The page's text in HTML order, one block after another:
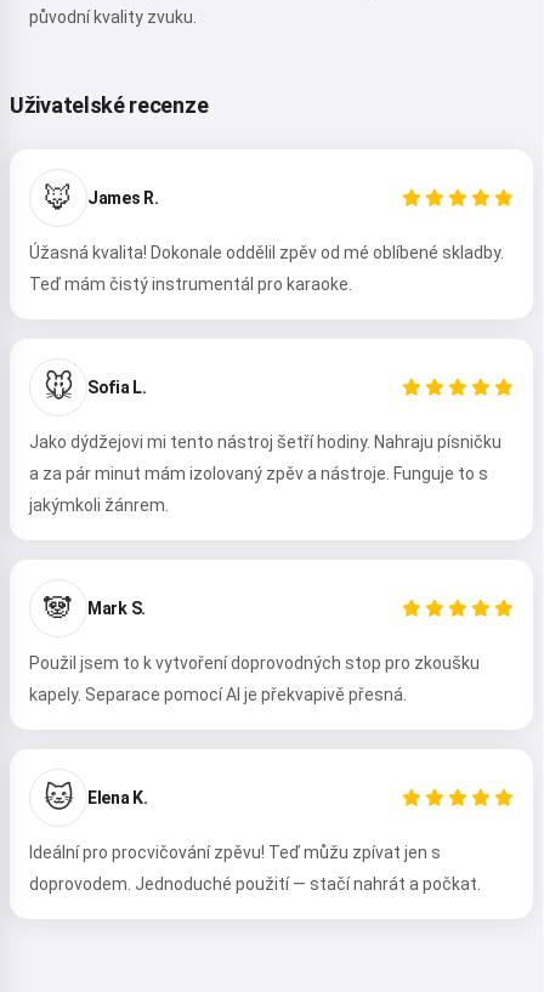
původní kvality zvuku.
Uživatelské recenze
🦊 James R.
Úžasná kvalita! Dokonale oddělil zpěv od mé oblíbené skladby.
Teď mám čistý instrumentál pro karaoke.
🐭 Sofia L.
Jako dýdžejovi mi tento nástroj šetří hodiny. Nahraju písničku
a za pár minut mám izolovaný zpěv a nástroje. Funguje to s
jakýmkoli žánrem.
🐼 Mark S.
Použil jsem to k vytvoření doprovodných stop pro zkoušku
kapely. Separace pomocí AI je překvapivě přesná.
🐱 Elena K.
Ideální pro procvičování zpěvu! Teď můžu zpívat jen s
doprovodem. Jednoduché použití — stačí nahrát a počkat.